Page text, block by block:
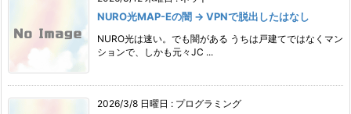
NURO光MAP-Eの闇 → VPNで脱出したはなし
NURO光は速い。でも闇がある うちは戸建てではなくマン
ションで、しかも元々JC ...
2026/3/8 日曜日 : プログラミング